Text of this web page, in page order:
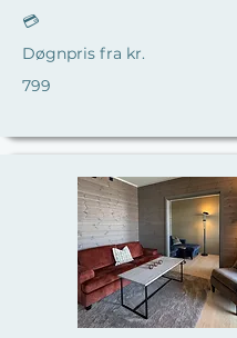
💳
Døgnpris fra kr.
799